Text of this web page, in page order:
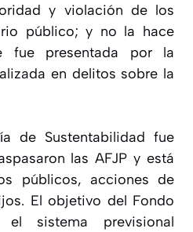
y violación de los
público; y no la hace
fue presentada por la
en delitos sobre la
de Sustentabilidad fue
las AFJP y está
públicos, acciones de
El objetivo del Fondo
sistema previsional